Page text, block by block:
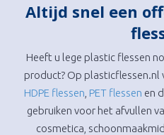
Altijd snel een
Heeft u lege plastic flessen
product? Op plasticflessen.nl
HDPE flessen PET flessen en
gebruiken voor het afvullen
cosmetica,